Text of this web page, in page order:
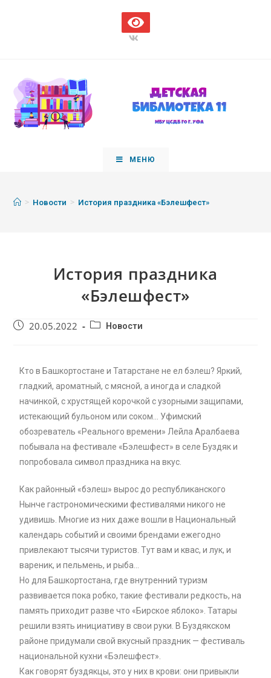
МЕНЮ
> Новости > История праздника «Бэлешфест»
История праздника
«Бэлешфест»
20.05.2022 Новости
Кто в Башкортостане и Татарстане не ел бэлеш? Яркий,
гладкий, ароматный, с мясной, а иногда и сладкой
начинкой, с хрустящей корочкой с узорными защипами,
истекающий бульоном или соком… Уфимский
обозреватель «Реального времени» Лейла Аралбаева
побывала на фестивале «Бэлешфест» в селе Буздяк и
попробовала символ праздника на вкус.
Как районный «бэлеш» вырос до республиканского
Нынче гастрономическими фестивалями никого не
удивишь. Многие из них даже вошли в Национальный
календарь событий и своими брендами ежегодно
привлекают тысячи туристов. Тут вам и квас, и лук, и
вареник, и пельмень, и рыба…
Но для Башкортостана, где внутренний туризм
развивается пока робко, такие фестивали редкость, на
память приходит разве что «Бирское яблоко». Татары
решили взять инициативу в свои руки. В Буздякском
районе придумали свой вкусный праздник — фестиваль
национальной кухни «Бэлешфест».
Как говорят буздякцы, это у них в крови: они привыкли